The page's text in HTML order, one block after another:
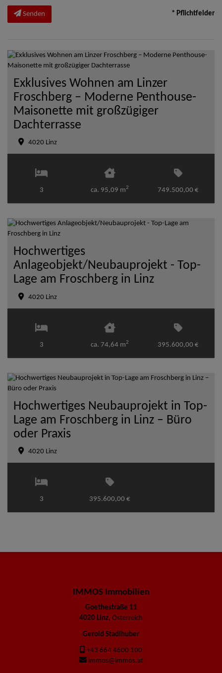
Senden * Pflichtfelder
Exklusives Wohnen am Linzer
Froschberg – Moderne Penthouse-
Maisonette mit großzügiger
Dachterrasse
4020 Linz
3 ca. 95,09 m2 749.500,00 €
Hochwertiges
Anlageobjekt/Neubauprojekt - Top-
Lage am Froschberg in Linz
4020 Linz
3 ca. 74,64 m2 395.600,00 €
Hochwertiges Neubauprojekt in Top-
Lage am Froschberg in Linz – Büro
oder Praxis
4020 Linz
3 395.600,00 €
IMMOS Immobilien
Goethestraße 11
4020 Linz, Österreich
Gerold Stadlhuber
+43 664 4600 100
immos@immos.at